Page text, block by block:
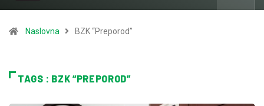
Naslovna BZK “Preporod”
TAGS : BZK “PREPOROD”